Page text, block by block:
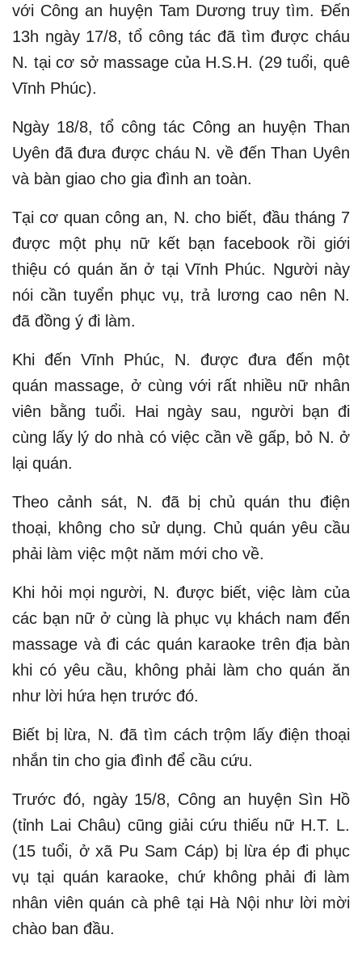
với Công an huyện Tam Dương truy tìm. Đến
13h ngày 17/8, tổ công tác đã tìm được cháu
N. tại cơ sở massage của H.S.H. (29 tuổi, quê
Vĩnh Phúc).
Ngày 18/8, tổ công tác Công an huyện Than
Uyên đã đưa được cháu N. về đến Than Uyên
và bàn giao cho gia đình an toàn.
Tại cơ quan công an, N. cho biết, đầu tháng 7
được một phụ nữ kết bạn facebook rồi giới
thiệu có quán ăn ở tại Vĩnh Phúc. Người này
nói cần tuyển phục vụ, trả lương cao nên N.
đã đồng ý đi làm.
Khi đến Vĩnh Phúc, N. được đưa đến một
quán massage, ở cùng với rất nhiều nữ nhân
viên bằng tuổi. Hai ngày sau, người bạn đi
cùng lấy lý do nhà có việc cần về gấp, bỏ N. ở
lại quán.
Theo cảnh sát, N. đã bị chủ quán thu điện
thoại, không cho sử dụng. Chủ quán yêu cầu
phải làm việc một năm mới cho về.
Khi hỏi mọi người, N. được biết, việc làm của
các bạn nữ ở cùng là phục vụ khách nam đến
massage và đi các quán karaoke trên địa bàn
khi có yêu cầu, không phải làm cho quán ăn
như lời hứa hẹn trước đó.
Biết bị lừa, N. đã tìm cách trộm lấy điện thoại
nhắn tin cho gia đình để cầu cứu.
Trước đó, ngày 15/8, Công an huyện Sìn Hồ
(tỉnh Lai Châu) cũng giải cứu thiếu nữ H.T. L.
(15 tuổi, ở xã Pu Sam Cáp) bị lừa ép đi phục
vụ tại quán karaoke, chứ không phải đi làm
nhân viên quán cà phê tại Hà Nội như lời mời
chào ban đầu.